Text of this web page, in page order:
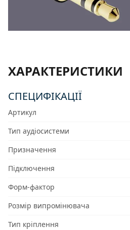
ХАРАКТЕРИСТИКИ
СПЕЦИФІКАЦІЇ
Артикул
Тип аудіосистеми
Призначення
Підключення
Форм-фактор
Розмір випромінювача
Тип кріплення